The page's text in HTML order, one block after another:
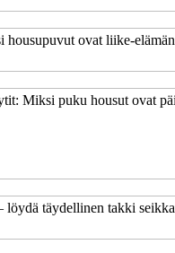
housupuvut ovat liike-
Miksi puku housut ovat
löydä täydellinen takki